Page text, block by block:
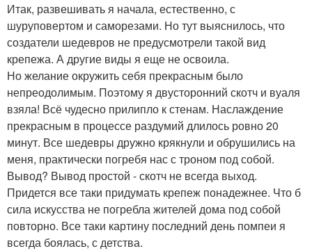
Итак, развешивать я начала, естественно, с
шуруповертом и саморезами. Но тут выяснилось, что
создатели шедевров не предусмотрели такой вид
крепежа. А другие виды я еще не освоила.
Но желание окружить себя прекрасным было
непреодолимым. Поэтому я двусторонний скотч и вуаля
взяла! Всё чудесно прилипло к стенам. Наслаждение
прекрасным в процессе раздумий длилось ровно 20
минут. Все шедевры дружно крякнули и обрушились на
меня, практически погребя нас с троном под собой.
Вывод? Вывод простой - скотч не всегда выход.
Придется все таки придумать крепеж понадежнее. Что б
сила искусства не погребла жителей дома под собой
повторно. Все таки картину последний день помпеи я
всегда боялась, с детства.